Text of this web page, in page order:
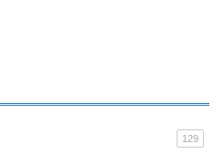
129